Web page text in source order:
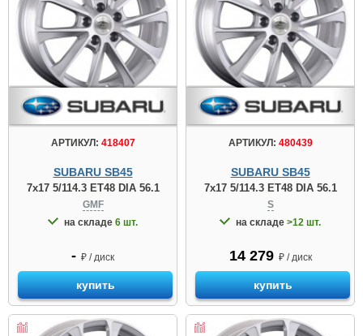
АРТИКУЛ: 418407
SUBARU SB45
7x17 5/114.3 ET48 DIA 56.1
GMF
на складе 6 шт.
- ₽ / диск
купить
АРТИКУЛ: 480439
SUBARU SB45
7x17 5/114.3 ET48 DIA 56.1
S
на складе >12 шт.
14 279 ₽ / диск
купить